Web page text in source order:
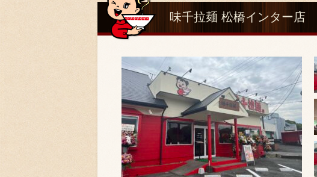
味千拉麺 松橋インター店